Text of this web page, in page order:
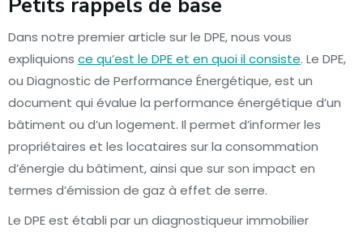
Petits rappels de base
Dans notre premier article sur le DPE, nous vous
expliquions ce qu’est le DPE et en quoi il consiste. Le DPE,
ou Diagnostic de Performance Énergétique, est un
document qui évalue la performance énergétique d’un
bâtiment ou d’un logement. Il permet d’informer les
propriétaires et les locataires sur la consommation
d’énergie du bâtiment, ainsi que sur son impact en
termes d’émission de gaz à effet de serre.
Le DPE est établi par un diagnostiqueur immobilier